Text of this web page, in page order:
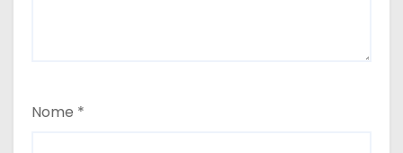
Nome *